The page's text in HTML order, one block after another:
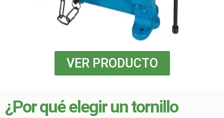
VER PRODUCTO
¿Por qué elegir un tornillo